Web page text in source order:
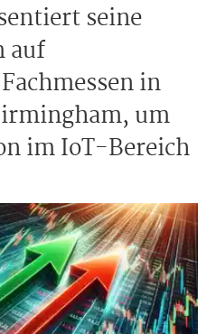
seine
auf
in
um
im IoT-Bereich